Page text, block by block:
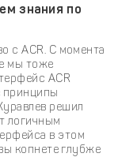
знания по
с ACR. С момента
мы тоже
ACR
принципы
решил
логичным
в этом
копнете глубже